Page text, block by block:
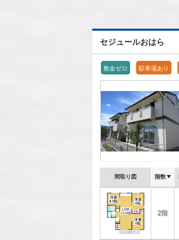
セジュールおはら
敷金ゼロ 駐車場あり
間取り図 階数
2階